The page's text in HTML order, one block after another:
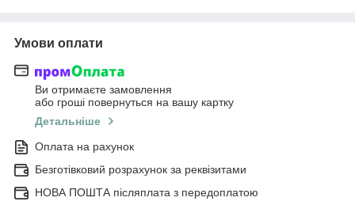
Умови оплати
Ви отримаєте замовлення
або гроші повернуться на вашу картку
Детальніше
Оплата на рахунок
Безготівковий розрахунок за реквізитами
НОВА ПОШТА післяплата з передоплатою